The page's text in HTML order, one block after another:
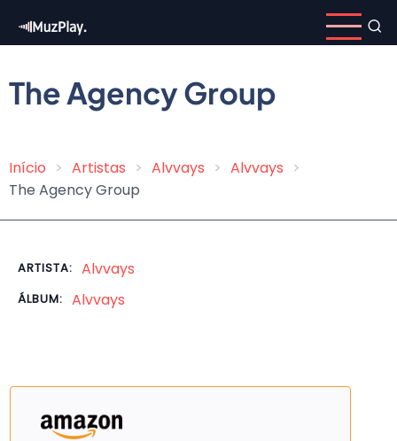
para
conteúdo
principal
The Agency Group
Trilha
Início Artistas Alvvays
Alvvays
The Agency Group
ARTISTA: Alvvays
ÁLBUM: Alvvays